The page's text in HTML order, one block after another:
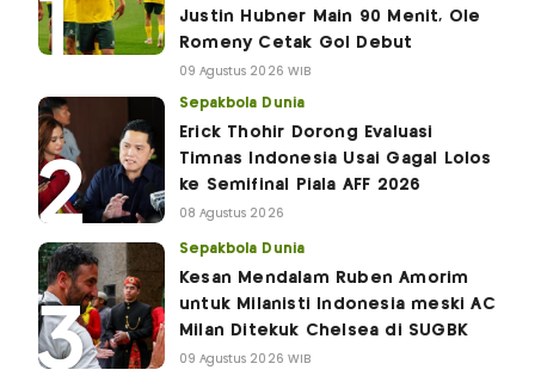
Justin Hubner Main 90 Menit, Ole
Romeny Cetak Gol Debut
09 Agustus 2026 WIB
Sepakbola Dunia
Erick Thohir Dorong Evaluasi
Timnas Indonesia Usai Gagal Lolos
ke Semifinal Piala AFF 2026
08 Agustus 2026
Sepakbola Dunia
Kesan Mendalam Ruben Amorim
untuk Milanisti Indonesia meski AC
Milan Ditekuk Chelsea di SUGBK
09 Agustus 2026 WIB